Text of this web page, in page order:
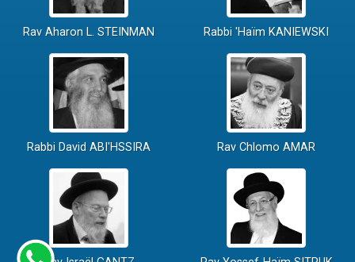
Rav Aharon L. STEINMAN Rabbi 'Haïm KANIEWSKI
Rabbi David ABI'HSSIRA Rav Chlomo AMAR